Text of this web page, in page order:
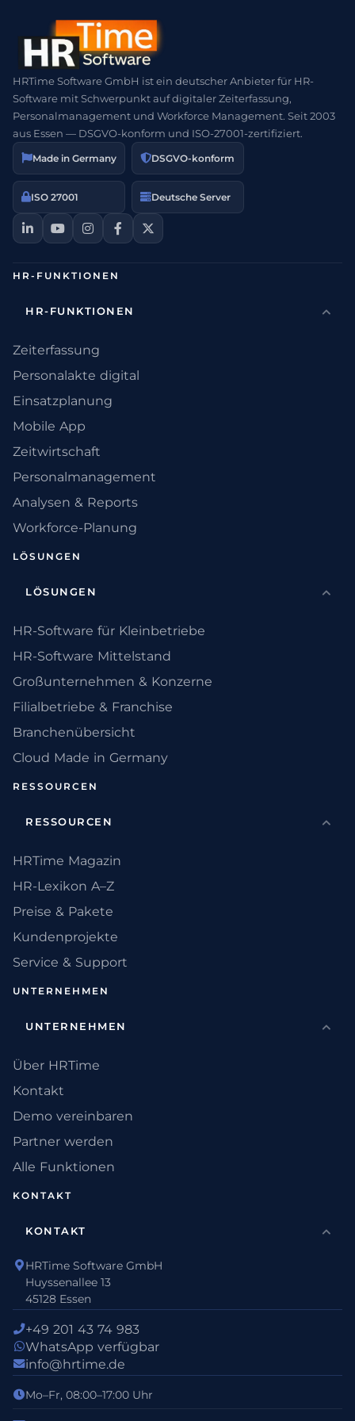
HRTime Software GmbH ist ein deutscher Anbieter für HR-
Software mit Schwerpunkt auf digitaler Zeiterfassung,
Personalmanagement und Workforce Management. Seit 2003
aus Essen — DSGVO-konform und ISO-27001-zertifiziert.
Made in Germany DSGVO-konform
ISO 27001 Deutsche Server
HR-FUNKTIONEN
HR-FUNKTIONEN
Zeiterfassung
Personalakte digital
Einsatzplanung
Mobile App
Zeitwirtschaft
Personalmanagement
Analysen & Reports
Workforce-Planung
LÖSUNGEN
LÖSUNGEN
HR-Software für Kleinbetriebe
HR-Software Mittelstand
Großunternehmen & Konzerne
Filialbetriebe & Franchise
Branchenübersicht
Cloud Made in Germany
RESSOURCEN
RESSOURCEN
HRTime Magazin
HR-Lexikon A–Z
Preise & Pakete
Kundenprojekte
Service & Support
UNTERNEHMEN
UNTERNEHMEN
Über HRTime
Kontakt
Demo vereinbaren
Partner werden
Alle Funktionen
KONTAKT
KONTAKT
HRTime Software GmbH
Huyssenallee 13
45128 Essen
+49 201 43 74 983
WhatsApp verfügbar
info@hrtime.de
Mo–Fr, 08:00–17:00 Uhr